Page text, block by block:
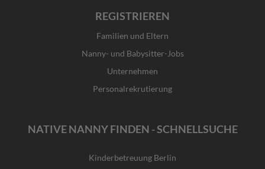
REGISTRIEREN
Familien und Eltern
Nanny- und Babysitter-Jobs
Unternehmen
Personalrekrutierung
NATIVE NANNY FINDEN - SCHNELLSUCHE
Kinderbetreuung Berlin